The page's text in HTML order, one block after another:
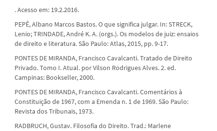
. Acesso em: 19.2.2016.
PEPÊ, Albano Marcos Bastos. O que significa julgar. In: STRECK,
Lenio; TRINDADE, André K. A. (orgs.). Os modelos de juiz: ensaios
de direito e literatura. São Paulo: Atlas, 2015, pp. 9-17.
PONTES DE MIRANDA, Francisco Cavalcanti. Tratado de Direito
Privado. Tomo I. Atual. por Vilson Rodrigues Alves. 2. ed.
Campinas: Bookseller, 2000.
PONTES DE MIRANDA, Francisco Cavalcanti. Comentários à
Constituição de 1967, com a Emenda n. 1 de 1969. São Paulo:
Revista dos Tribunais, 1973.
RADBRUCH, Gustav. Filosofia do Direito. Trad.: Marlene